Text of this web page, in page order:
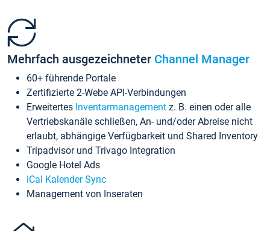
Mehrfach ausgezeichneter Channel Manager
60+ führende Portale
Zertifizierte 2-Webe API-Verbindungen
Erweitertes Inventarmanagement z. B. einen oder alle
Vertriebskanäle schließen, An- und/oder Abreise nicht
erlaubt, abhängige Verfügbarkeit und Shared Inventory
Tripadvisor und Trivago Integration
Google Hotel Ads
iCal Kalender Sync
Management von Inseraten